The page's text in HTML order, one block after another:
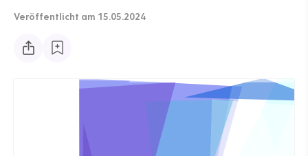
Veröffentlicht am 15.05.2024